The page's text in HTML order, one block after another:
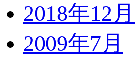
2018年12月
2009年7月